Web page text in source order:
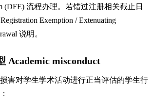
(DFE) 流程办理。若错过注册相关截止日
Exemption / Extenuating
说明。
Academic misconduct
害对学生学术活动进行正当评估的学生行